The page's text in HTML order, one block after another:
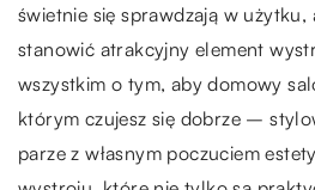
świetnie się sprawdzają w
stanowić atrakcyjny element
wszystkim o tym, aby domowy
którym czujesz się dobrze –
parze z własnym poczuciem